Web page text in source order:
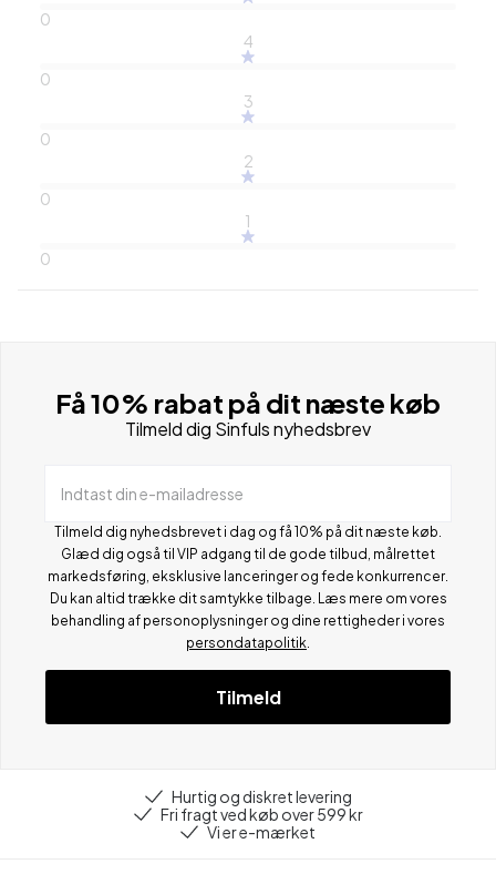
0
4
0
3
0
2
0
1
0
Få 10% rabat på dit næste køb
Tilmeld dig Sinfuls nyhedsbrev
Indtast din e-mailadresse
Tilmeld dig nyhedsbrevet i dag og få 10% på dit næste køb.
Glæd dig også til VIP adgang til de gode tilbud, målrettet
markedsføring, eksklusive lanceringer og fede konkurrencer.
Du kan altid trække dit samtykke tilbage. Læs mere om vores
behandling af personoplysninger og dine rettigheder i vores
persondatapolitik
Tilmeld
Hurtig og diskret levering
Fri fragt ved køb over 599 kr
Vi er e-mærket